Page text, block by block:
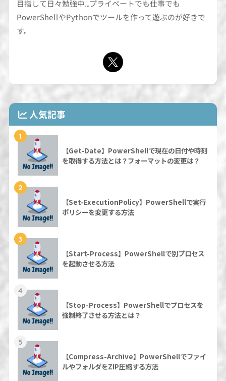
目指して日々勉強中...プライベートでも仕事でも
PowerShellやPythonでツールを作って遊ぶのが好きで
す。
人気記事
1
【Get-Date】PowerShellで現在の日付や時刻
を取得する方法とは？フォーマットの変更は？
2
【Set-ExecutionPolicy】PowerShellで実行
ポリシーを変更する方法
3
【Start-Process】PowerShellで別プロセス
を起動させる方法
4
【Stop-Process】PowerShellでプロセスを
強制終了させる方法とは？
5
【Compress-Archive】PowerShellでファイ
ルやフォルダをZIP圧縮する方法